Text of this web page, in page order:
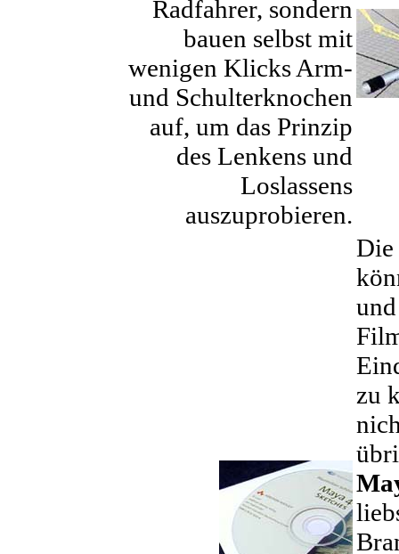
Radfahrer, sondern
bauen selbst mit
wenigen Klicks Arm-
und Schulterknochen
auf, um das Prinzip
des Lenkens und
Loslassens
auszuprobieren.
Die
zu